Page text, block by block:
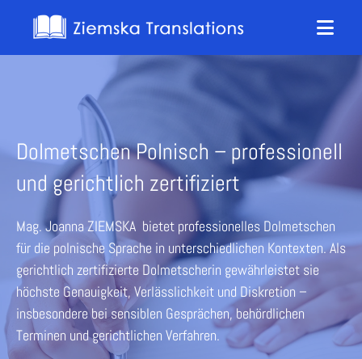
Dolmetschen Polnisch – professionell
und gerichtlich zertifiziert
Mag. Joanna ZIEMSKA bietet professionelles Dolmetschen
für die polnische Sprache in unterschiedlichen Kontexten. Als
gerichtlich zertifizierte Dolmetscherin gewährleistet sie
höchste Genauigkeit, Verlässlichkeit und Diskretion –
insbesondere bei sensiblen Gesprächen, behördlichen
Terminen und gerichtlichen Verfahren.